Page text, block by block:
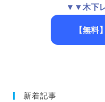
▼▼木下
【無
新着記事